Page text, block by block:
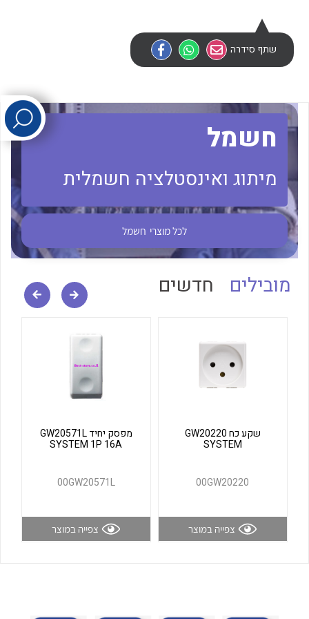
לכל מוצרי היצרן
לכל מוצרי היצרן לכל מוצרי היצרן
לכל מוצרי היצרן לכל מוצרי היצרן
שתף סידרה
חשמל
מיתוג ואינסטלציה חשמלית
לכל מוצרי חשמל
מובילים חדשים
שקע כח GW20220
SYSTEM
00GW20220
צפייה במוצר
מפסק יחיד GW20571L
SYSTEM 1P 16A
00GW20571L
צפייה במוצר